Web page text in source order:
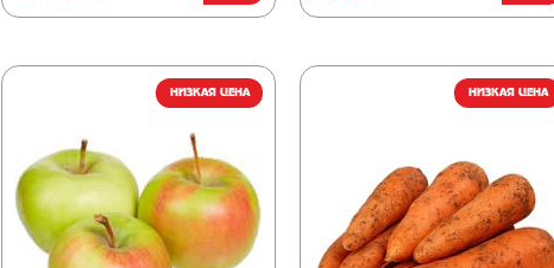
НИЗКАЯ ЦЕНА НИЗКАЯ ЦЕНА